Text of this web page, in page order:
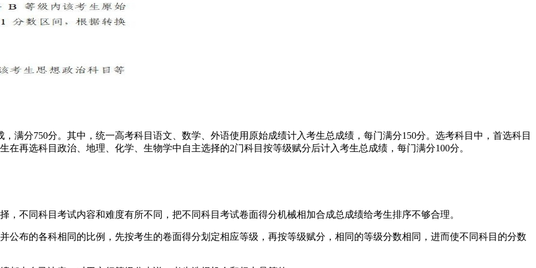
满分750分。其中，统一高考科目语文、数学、外语使用原始成绩计入考生总成绩，每门满分150分。选考科目中，首选科目
再选科目政治、地理、化学、生物学中自主选择的2门科目按等级赋分后计入考生总成绩，每门满分100分。
不同科目考试内容和难度有所不同，把不同科目考试卷面得分机械相加合成总成绩给考生排序不够合理。
公布的各科相同的比例，先按考生的卷面得分划定相应等级，再按等级赋分，相同的等级分数相同，进而使不同科目的分数